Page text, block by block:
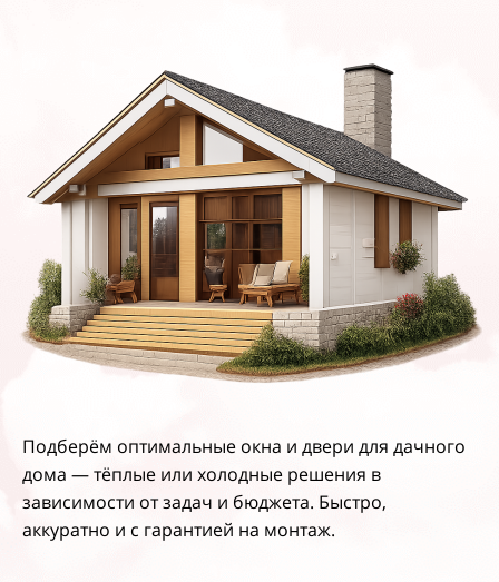
Подберём оптимальные окна и двери для дачного
дома — тёплые или холодные решения в
зависимости от задач и бюджета. Быстро,
аккуратно и с гарантией на монтаж.